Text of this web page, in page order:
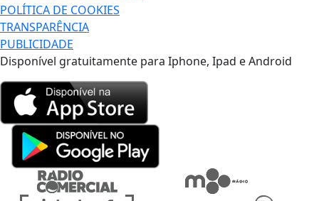
POLÍTICA DE COOKIES
TRANSPARÊNCIA
PUBLICIDADE
Disponível gratuitamente para Iphone, Ipad e Android